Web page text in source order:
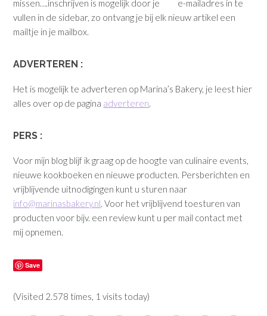
missen….inschrijven is mogelijk door je e-mailadres in te
vullen in de sidebar, zo ontvang je bij elk nieuw artikel een
mailtje in je mailbox.
ADVERTEREN :
Het is mogelijk te adverteren op Marina’s Bakery, je leest hier
alles over op de pagina adverteren.
PERS :
Voor mijn blog blijf ik graag op de hoogte van culinaire events,
nieuwe kookboeken en nieuwe producten. Persberichten en
vrijblijvende uitnodigingen kunt u sturen naar
info@marinasbakery.nl. Voor het vrijblijvend toesturen van
producten voor bijv. een review kunt u per mail contact met
mij opnemen.
Save
(Visited 2.578 times, 1 visits today)